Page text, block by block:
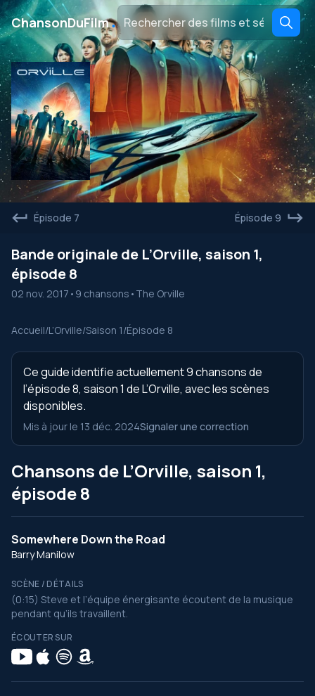
ChansonDuFilm․
Épisode 7 Épisode 9
Bande originale de L’Orville, saison 1,
épisode 8
02 nov. 2017 • 9 chansons • The Orville
Accueil/L’Orville/Saison 1/Épisode 8
Ce guide identifie actuellement 9 chansons de
l’épisode 8, saison 1 de L’Orville, avec les scènes
disponibles.
Mis à jour le 13 déc. 2024Signaler une correction
Chansons de L’Orville, saison 1,
épisode 8
Somewhere Down the Road
Barry Manilow
SCÈNE / DÉTAILS
(0:15) Steve et l’équipe énergisante écoutent de la musique
pendant qu’ils travaillent.
ÉCOUTER SUR